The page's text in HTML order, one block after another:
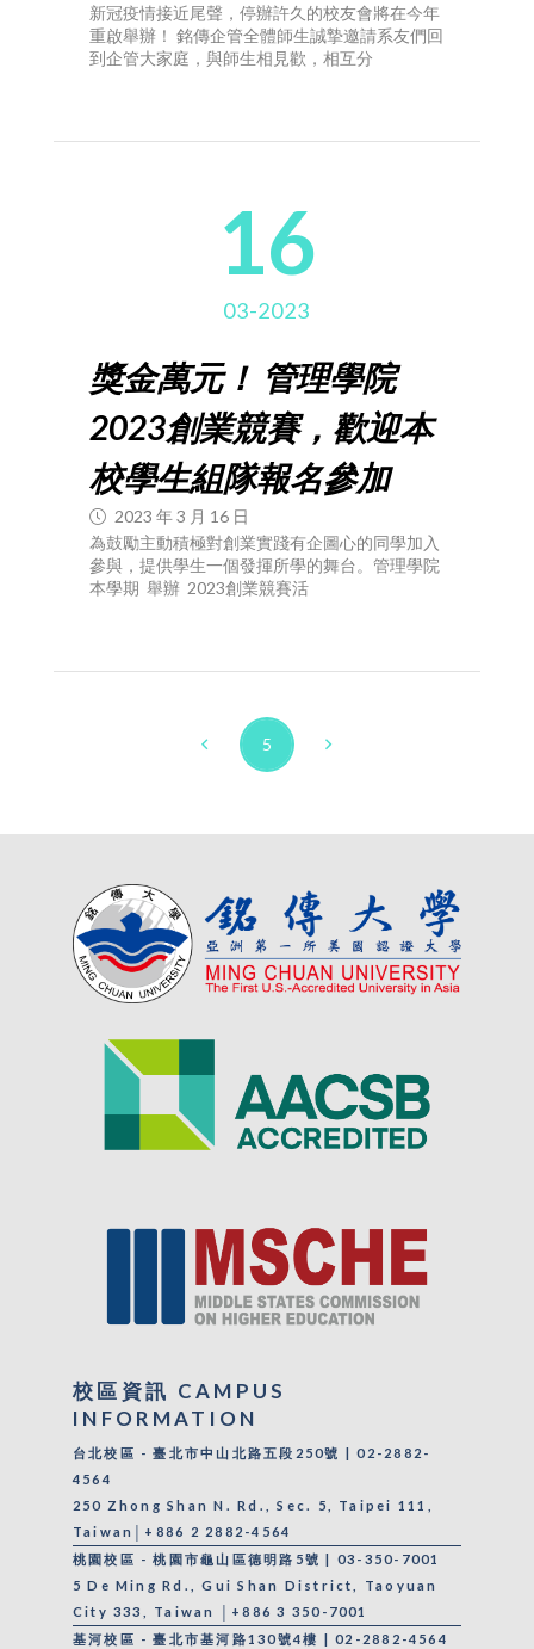
新冠疫情接近尾聲，停辦許久的校友會將在今年
重啟舉辦！ 銘傳企管全體師生誠摯邀請系友們回
到企管大家庭，與師生相見歡，相互分
16
03-2023
獎金萬元！ 管理學院
2023創業競賽，歡迎本
校學生組隊報名參加
2023 年 3 月 16 日
為鼓勵主動積極對創業實踐有企圖心的同學加入
參與，提供學生一個發揮所學的舞台。管理學院
本學期 舉辦 2023創業競賽活
Prev 5 Next
校區資訊 CAMPUS
INFORMATION
台北校區 - 臺北市中山北路五段250號 | 02-2882-
4564
250 Zhong Shan N. Rd., Sec. 5, Taipei 111,
Taiwan│+886 2 2882-4564
桃園校區 - 桃園市龜山區德明路5號 | 03-350-7001
5 De Ming Rd., Gui Shan District, Taoyuan
City 333, Taiwan │+886 3 350-7001
基河校區 - 臺北市基河路130號4樓 | 02-2882-4564